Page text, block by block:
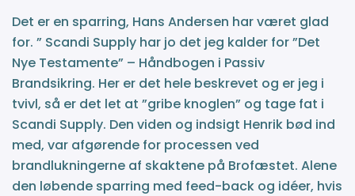
Det er en sparring, Hans Andersen har været glad
for. ” Scandi Supply har jo det jeg kalder for ”Det
Nye Testamente” – Håndbogen i Passiv
Brandsikring. Her er det hele beskrevet og er jeg i
tvivl, så er det let at ”gribe knoglen” og tage fat i
Scandi Supply. Den viden og indsigt Henrik bød ind
med, var afgørende for processen ved
brandlukningerne af skaktene på Brofæstet. Alene
den løbende sparring med feed-back og idéer, hvis